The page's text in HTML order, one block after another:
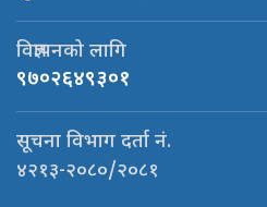
विज्ञापनको लागि
९७०२६४९३०१
सूचना विभाग दर्ता नं.
४२१३-२०८०/२०८१